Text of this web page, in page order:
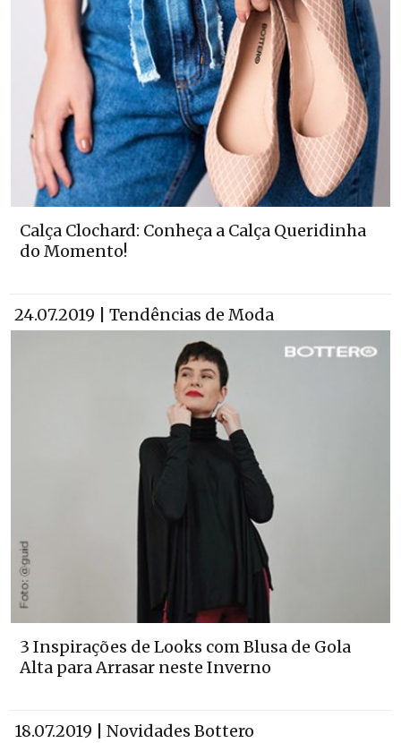
Calça Clochard: Conheça a Calça Queridinha
do Momento!
24.07.2019 | Tendências de Moda
3 Inspirações de Looks com Blusa de Gola
Alta para Arrasar neste Inverno
18.07.2019 | Novidades Bottero